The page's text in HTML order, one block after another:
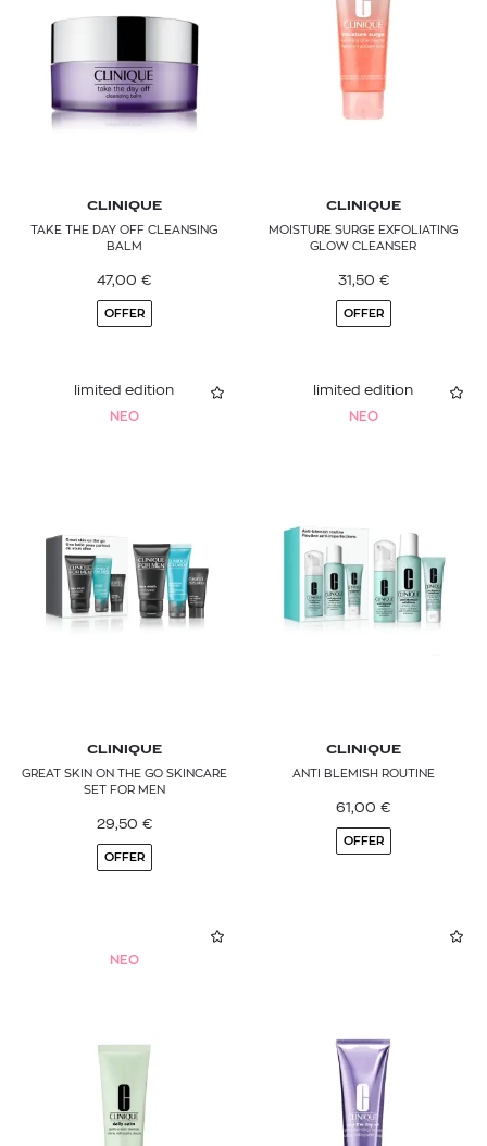
CLINIQUE
TAKE THE DAY OFF CLEANSING
BALM
47,00 €
OFFER
CLINIQUE
MOISTURE SURGE EXFOLIATING
GLOW CLEANSER
31,50 €
OFFER
limited edition
NEO
CLINIQUE
GREAT SKIN ON THE GO SKINCARE
SET FOR MEN
29,50 €
OFFER
limited edition
NEO
CLINIQUE
ANTI BLEMISH ROUTINE
61,00 €
OFFER
NEO